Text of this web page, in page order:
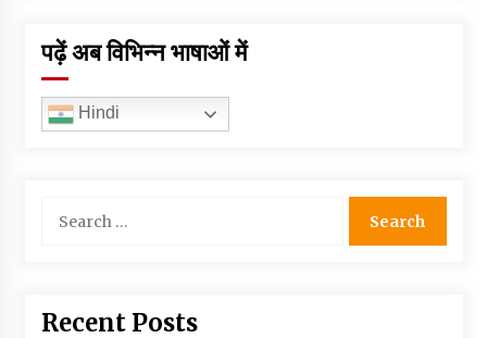
पढ़ें अब विभिन्न भाषाओं में
Hindi
for:
Recent Posts